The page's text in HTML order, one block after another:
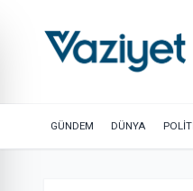
GÜNDEM DÜNYA